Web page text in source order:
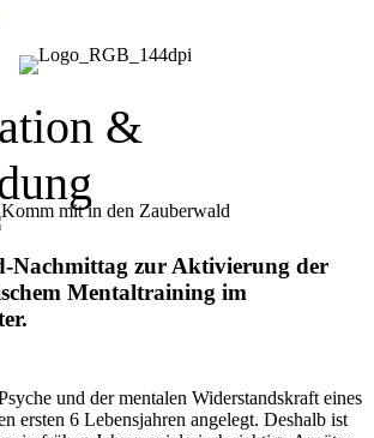
&
Nachmittag zur Aktivierung der
Mentaltraining im
und der mentalen Widerstandskraft eines
ersten 6 Lebensjahren angelegt. Deshalb ist